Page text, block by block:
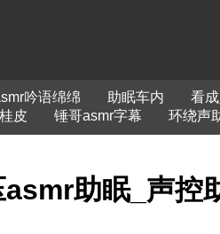
吟语绵绵 助眠车内 看
皮 锤哥asmr字幕 环绕声
助眠_声控